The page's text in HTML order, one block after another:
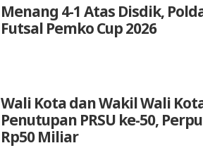
Menang 4-1 Atas Disdik,
Futsal Pemko Cup 2026
Wali Kota dan Wakil Wali
Penutupan PRSU ke-50,
Rp50 Miliar